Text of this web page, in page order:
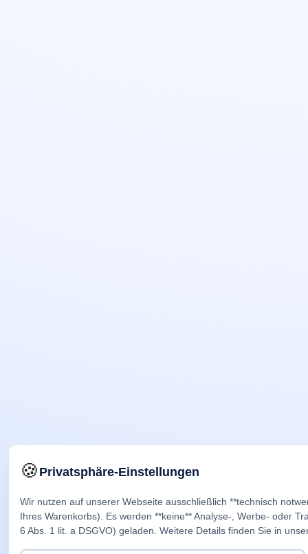
🍪Privatsphäre-Einstellungen
Wir nutzen auf unserer Webseite ausschließlich **technisch
Ihres Warenkorbs). Es werden **keine** Analyse-, Werbe- oder
6 Abs. 1 lit. a DSGVO) geladen. Weitere Details finden Sie in